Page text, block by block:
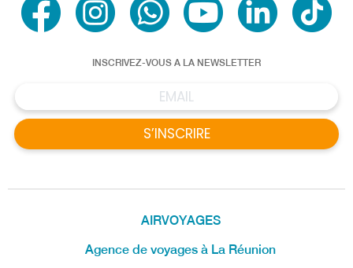
AIRVOYAGES
Agence de voyages à La Réunion
INSCRIVEZ-VOUS A LA NEWSLETTER
S’INSCRIRE